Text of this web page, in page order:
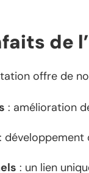
de
offre de
: amélioration
: développement
: un lien